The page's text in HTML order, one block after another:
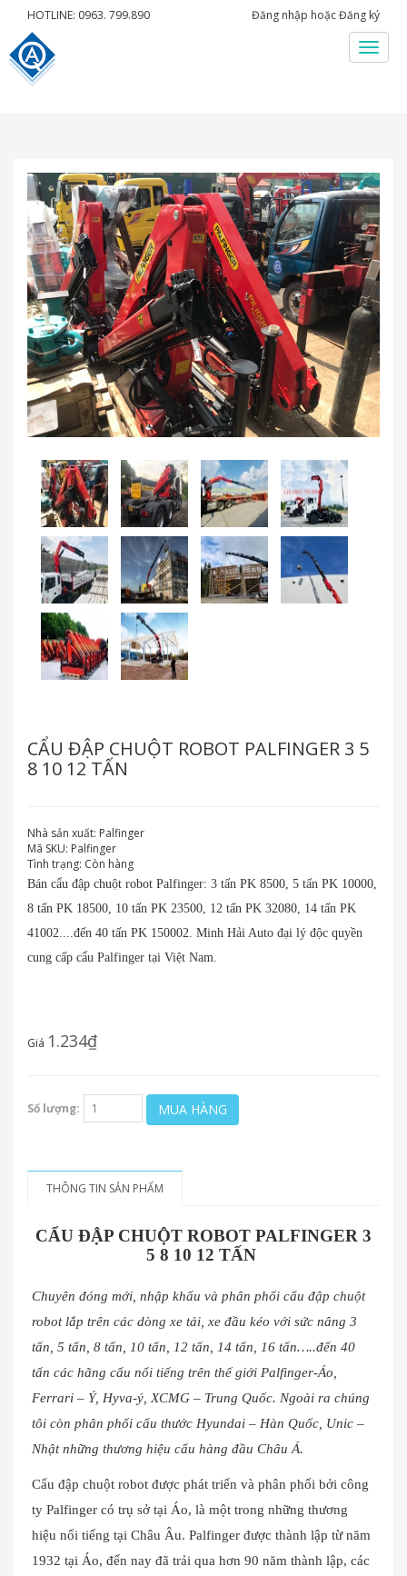
HOTLINE: 0963. 799.890 Đăng nhập hoặcĐăng ký
Menu
CẨU ĐẬP CHUỘT ROBOT PALFINGER 3 5
8 10 12 TẤN
Nhà sản xuất: Palfinger
Mã SKU: Palfinger
Tình trạng: Còn hàng
Bán cẩu đập chuột robot Palfinger: 3 tấn PK 8500, 5 tấn PK 10000,
8 tấn PK 18500, 10 tấn PK 23500, 12 tấn PK 32080, 14 tấn PK
41002....đến 40 tấn PK 150002. Minh Hải Auto đại lý độc quyền
cung cấp cẩu Palfinger tại Việt Nam.
Giá 1.234₫
Số lượng: MUA HÀNG
THÔNG TIN SẢN PHẨM
CẨU ĐẬP CHUỘT ROBOT PALFINGER 3
5 8 10 12 TẤN
Chuyên đóng mới, nhập khẩu và phân phối cẩu đập chuột
robot lắp trên các dòng xe tải, xe đầu kéo với sức nâng 3
tấn, 5 tấn, 8 tấn, 10 tấn, 12 tấn, 14 tấn, 16 tấn…..đến 40
tấn các hãng cẩu nổi tiếng trên thế giới Palfinger-Áo,
Ferrari – Ý, Hyva-ý, XCMG – Trung Quốc. Ngoài ra chúng
tôi còn phân phối cẩu thước Hyundai – Hàn Quốc, Unic –
Nhật những thương hiệu cẩu hàng đầu Châu Á.
Cẩu đập chuột robot được phát triển và phân phối bởi công
ty Palfinger có trụ sở tại Áo, là một trong những thương
hiệu nổi tiếng tại Châu Âu. Palfinger được thành lập từ năm
1932 tại Áo, đến nay đã trải qua hơn 90 năm thành lập, các